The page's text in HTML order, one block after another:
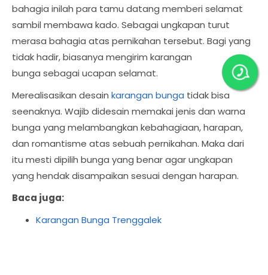
bahagia inilah para tamu datang memberi selamat
sambil membawa kado. Sebagai ungkapan turut
merasa bahagia atas pernikahan tersebut. Bagi yang
tidak hadir, biasanya mengirim karangan
bunga sebagai ucapan selamat.
Merealisasikan desain karangan bunga tidak bisa
seenaknya. Wajib didesain memakai jenis dan warna
bunga yang melambangkan kebahagiaan, harapan,
dan romantisme atas sebuah pernikahan. Maka dari
itu mesti dipilih bunga yang benar agar ungkapan
yang hendak disampaikan sesuai dengan harapan.
Baca juga:
Karangan Bunga Trenggalek